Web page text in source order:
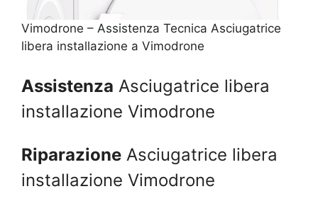
Vimodrone – Assistenza Tecnica Asciugatrice
libera installazione a Vimodrone
Assistenza Asciugatrice libera
installazione Vimodrone
Riparazione Asciugatrice libera
installazione Vimodrone